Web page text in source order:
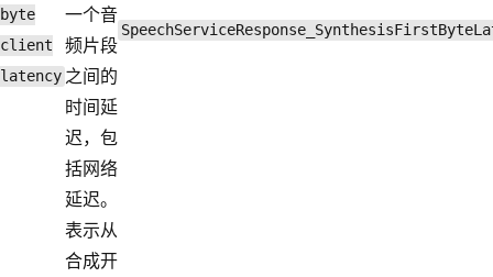
byte
client
latency
一个音
频片段
之间的
时间延
迟，包
括网络
延迟。
表示从
合成开